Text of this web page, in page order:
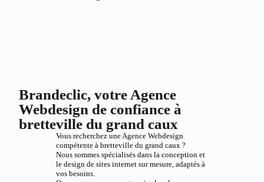
Brandeclic, votre Agence
Webdesign de confiance à
bretteville du grand caux
Vous recherchez une Agence Webdesign
compétente à bretteville du grand caux ?
Nous sommes spécialisés dans la conception et
le design de sites internet sur mesure, adaptés à
vos besoins.